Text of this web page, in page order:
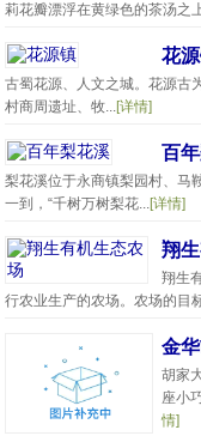
莉花瓣漂浮在黄绿色的茶汤之
花
古蜀花源、人文之城。花源古
村商周遗址、牧...[详情]
百
梨花溪位于永商镇梨园村、马
一到，“千树万树梨花...[详情]
翔
翔生
行农业生产的农场。农场的目
金
胡家
座小
情]